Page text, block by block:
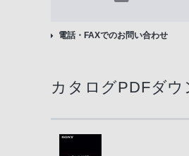
電話・FAXでのお問い合わせ
カタログPDFダウ